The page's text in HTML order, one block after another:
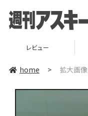
レビュー
home > 拡大画像